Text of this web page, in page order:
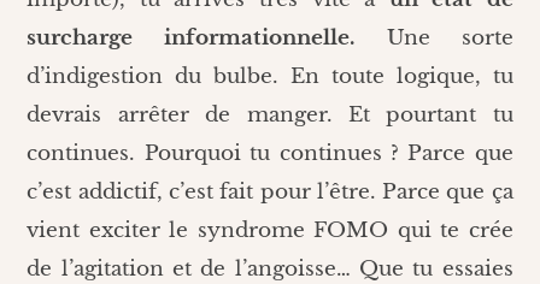
surcharge informationnelle. Une sorte
d’indigestion du bulbe. En toute logique, tu
devrais arrêter de manger. Et pourtant tu
continues. Pourquoi tu continues ? Parce que
c’est addictif, c’est fait pour l’être. Parce que ça
vient exciter le syndrome FOMO qui te crée
de l’agitation et de l’angoisse… Que tu essaies